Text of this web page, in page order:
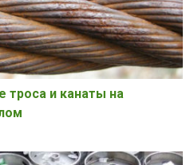
троса и канаты на